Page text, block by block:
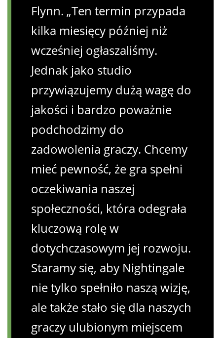
Flynn. „Ten termin przypada
kilka miesięcy później niż
wcześniej ogłaszaliśmy.
Jednak jako studio
przywiązujemy dużą wagę do
jakości i bardzo poważnie
podchodzimy do
zadowolenia graczy. Chcemy
mieć pewność, że gra spełni
oczekiwania naszej
społeczności, która odegrała
kluczową rolę w
dotychczasowym jej rozwoju.
Staramy się, aby Nightingale
nie tylko spełniło naszą wizję,
ale także stało się dla naszych
graczy ulubionym miejscem